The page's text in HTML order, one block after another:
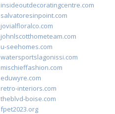
insideoutdecoratingcentre.com
salvatoresinpoint.com
jovialfloralco.com
johnlscotthometeam.com
u-seehomes.com
watersportslagonissi.com
mischieffashion.com
eduwyre.com
retro-interiors.com
theblvd-boise.com
fpet2023.org